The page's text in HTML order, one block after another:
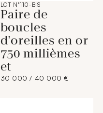
LOT N°110-BIS
Paire de
boucles
d'oreilles en or
750 millièmes
et
30 000 / 40 000 €